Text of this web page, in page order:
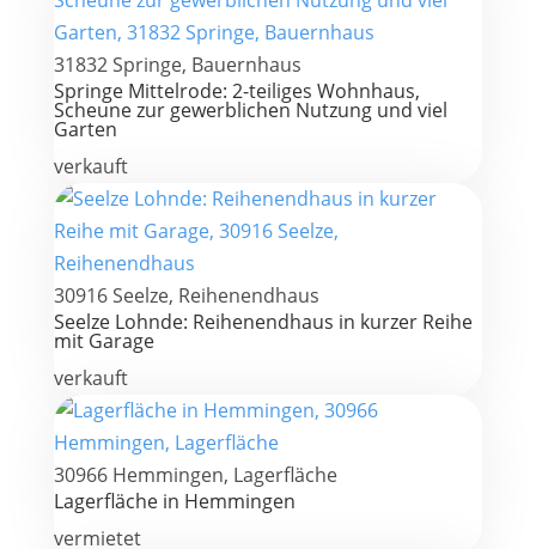
31832 Springe, Bauernhaus
Springe Mittelrode: 2-teiliges Wohnhaus,
Scheune zur gewerblichen Nutzung und viel
Garten
verkauft
30916 Seelze, Reihenendhaus
Seelze Lohnde: Reihenendhaus in kurzer Reihe
mit Garage
verkauft
30966 Hemmingen, Lagerfläche
Lagerfläche in Hemmingen
vermietet